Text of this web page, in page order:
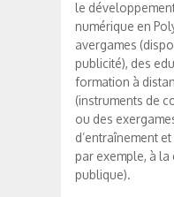
le
numérique en
avergames
publicité), des
formation à
(instruments de
ou des
d’entraînement
par exemple, à
publique).